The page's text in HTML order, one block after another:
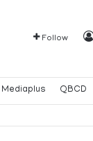
Follow
Mediaplus QBCD